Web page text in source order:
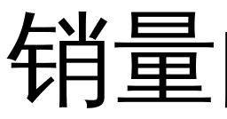
销